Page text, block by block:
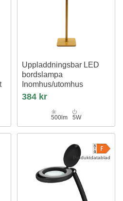
Uppladdningsbar LED
bordslampa
Inomhus/utomhus
Senapsgul / guld, touch dimbar,
CCT, IP54 utomhus bordslampa
384 kr
500lm 5W
Produktdatablad